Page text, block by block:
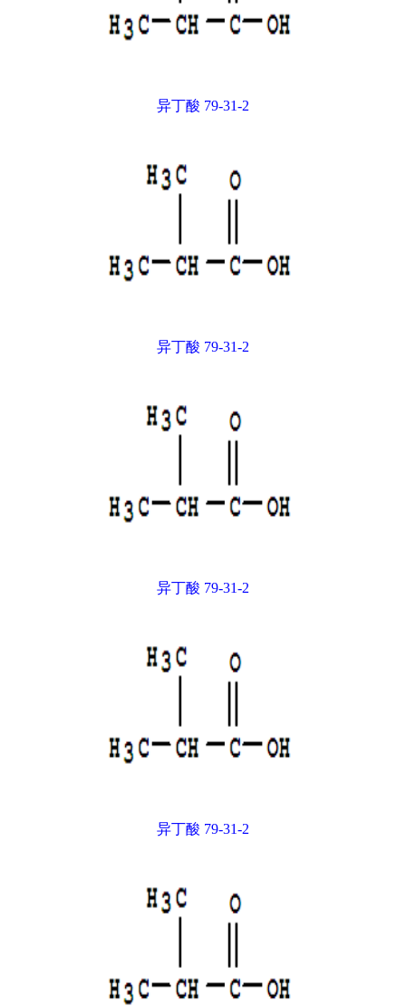
异丁酸 79-31-2
异丁酸 79-31-2
异丁酸 79-31-2
异丁酸 79-31-2